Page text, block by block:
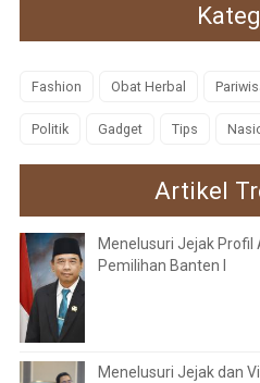
Fashion Obat Herbal
Politik Gadget Tips
Artikel
Menelusuri Jejak Profil
Pemilihan Banten I
Menelusuri Jejak dan